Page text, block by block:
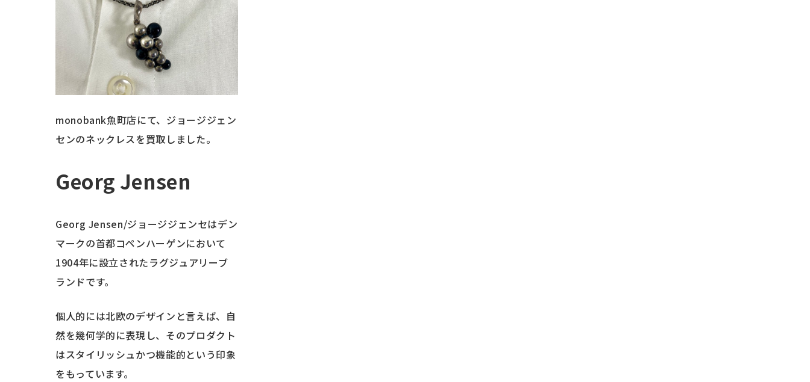
monobank魚町店にて、ジョージジェン
センのネックレスを買取しました。
Georg Jensen
Georg Jensen/ジョージジェンセはデン
マークの首都コペンハーゲンにおいて
1904年に設立されたラグジュアリーブ
ランドです。
個人的には北欧のデザインと言えば、自
然を幾何学的に表現し、そのプロダクト
はスタイリッシュかつ機能的という印象
をもっています。